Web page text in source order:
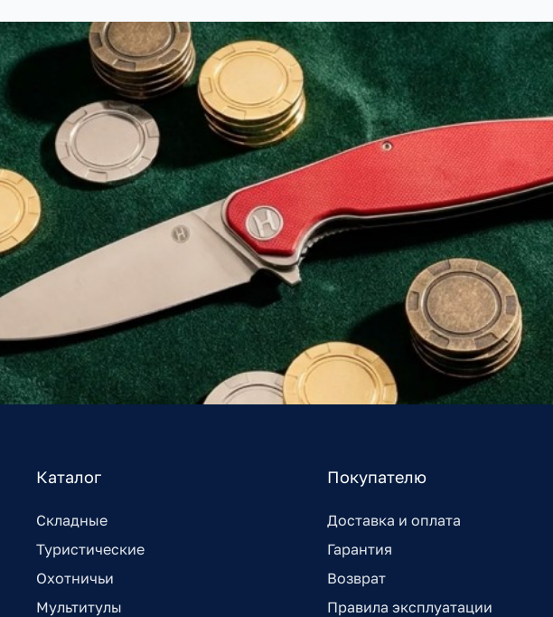
Каталог
Складные
Туристические
Охотничьи
Мультитулы
Покупателю
Доставка и оплата
Гарантия
Возврат
Правила эксплуатации